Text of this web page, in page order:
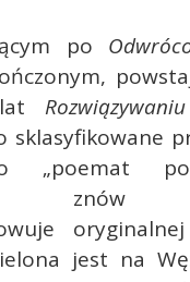
po
sklasyfikowane
„poemat
znów
jest na